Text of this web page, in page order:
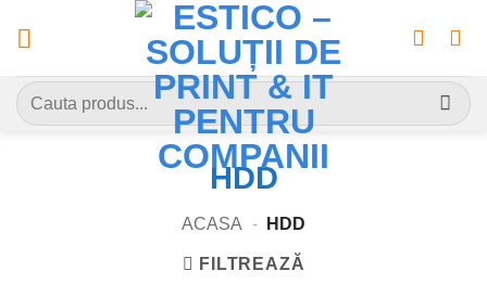
Caută
după:
HDD
ACASA - HDD
FILTREAZĂ